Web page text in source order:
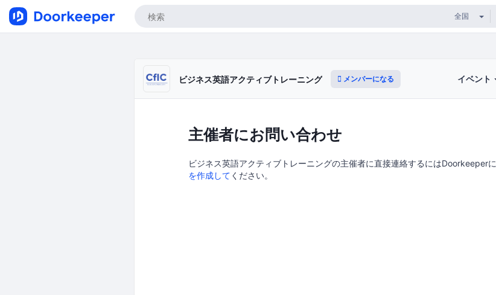
ビジネス英語アクティブトレーニング メンバーになる イベント
主催者にお問い合わせ
ビジネス英語アクティブトレーニングの主催者に直接連絡するにはDoorkeeperに
を作成して ください。